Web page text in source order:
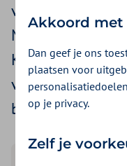
vraag gingen we
Marjolein
Kruis Ziekenhuis.
verbranden
beschermen.
Akkoord met
Dan geef je ons
plaatsen voor
op je privacy.
Zelf je